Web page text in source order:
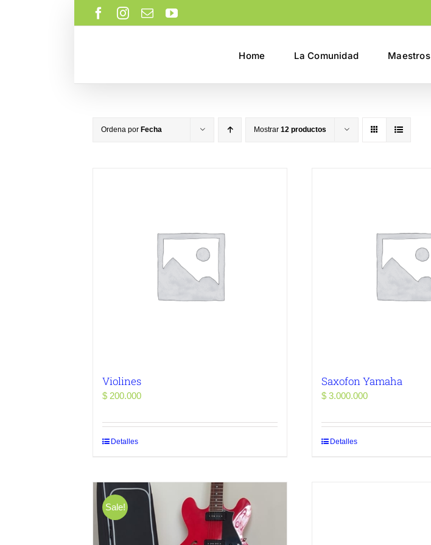
Facebook
Instagram
Correo
electrónico
YouTube
Home La Comunidad Maestros
Ordena por Fecha Mostrar 12 productos
Violines
$ 200.000
Detalles
Saxofon Yamaha
$3.000.000
Detalles
Sale!